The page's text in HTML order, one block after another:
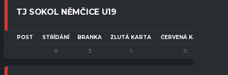
TJ SOKOL NĚMČICE U19
POST STŘÍDÁNÍ BRANKA ŽLUTÁ KARTA ČERVENÁ KARTA
0 3 1 0